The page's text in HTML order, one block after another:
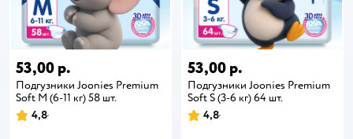
53,00 р.
Подгузники Joonies Premium
Soft M (6-11 кг) 58 шт.
4,8
53,00 р.
Подгузники Joonies Premium
Soft S (3-6 кг) 64 шт.
4,8